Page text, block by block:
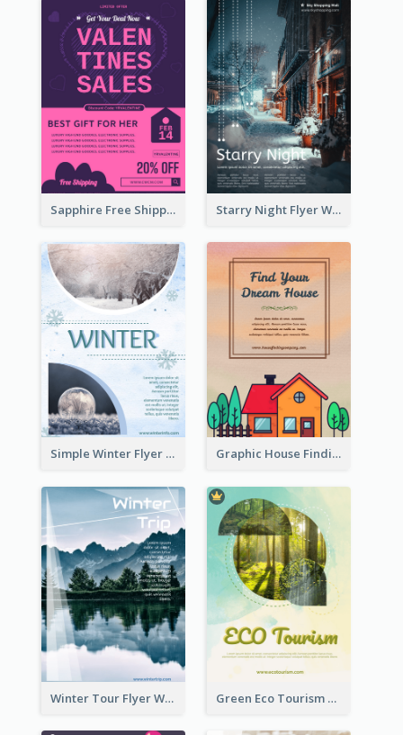
Sapphire Free Shipping Flyer Design Ideas Starry Night Flyer With Street View
Simple Winter Flyer With Snow Decorations Graphic House Finding Flyer In Warm Colour Tone
Winter Tour Flyer With Photo Of Snow Mountain Green Eco Tourism Flyer With Photos Of Forest